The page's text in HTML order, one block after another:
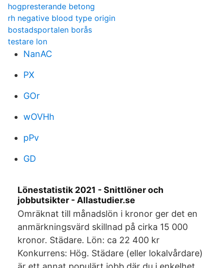
hogpresterande betong
rh negative blood type origin
bostadsportalen borås
testare lon
NanAC
PX
GOr
wOVHh
pPv
GD
Lönestatistik 2021 - Snittlöner och
jobbutsikter - Allastudier.se
Omräknat till månadslön i kronor ger det en
anmärkningsvärd skillnad på cirka 15 000
kronor. Städare. Lön: ca 22 400 kr
Konkurrens: Hög. Städare (eller lokalvårdare)